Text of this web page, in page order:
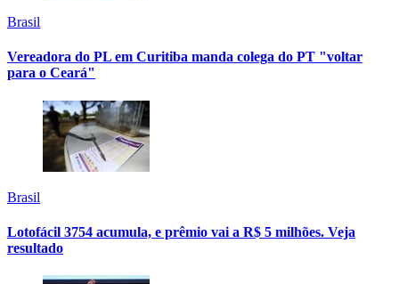
Brasil
Vereadora do PL em Curitiba manda colega do PT "voltar
para o Ceará"
Brasil
Lotofácil 3754 acumula, e prêmio vai a R$ 5 milhões. Veja
resultado